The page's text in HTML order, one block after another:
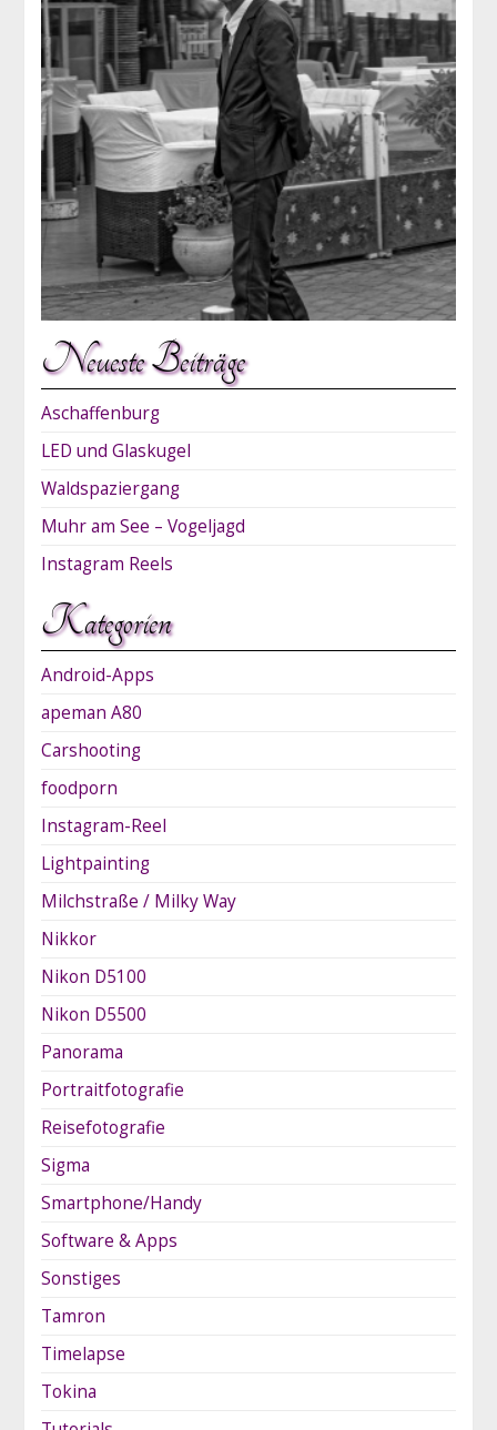
Neueste Beiträge
Aschaffenburg
LED und Glaskugel
Waldspaziergang
Muhr am See – Vogeljagd
Instagram Reels
Kategorien
Android-Apps
apeman A80
Carshooting
foodporn
Instagram-Reel
Lightpainting
Milchstraße / Milky Way
Nikkor
Nikon D5100
Nikon D5500
Panorama
Portraitfotografie
Reisefotografie
Sigma
Smartphone/Handy
Software & Apps
Sonstiges
Tamron
Timelapse
Tokina